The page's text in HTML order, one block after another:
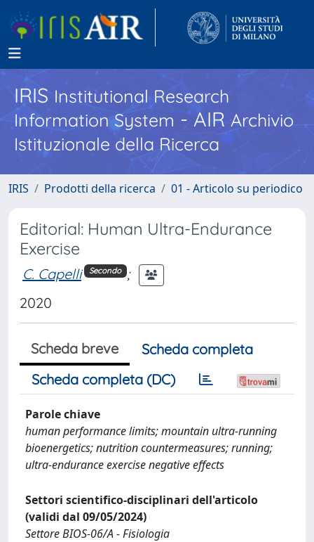
IRISInstitutional Research
Information System - AIR Archivio
Istituzionale della Ricerca
IRIS Prodotti della ricerca 01 - Articolo su periodico
Editorial: Human Ultra-Endurance
Exercise
C. Capelli Secondo ;
2020
Scheda breve
Scheda completa
Scheda completa (DC)
Parole chiave
human performance limits; mountain ultra-running
bioenergetics; nutrition countermeasures; running;
ultra-endurance exercise negative effects
Settori scientifico-disciplinari dell'articolo
(validi dal 09/05/2024)
Settore BIOS-06/A - Fisiologia